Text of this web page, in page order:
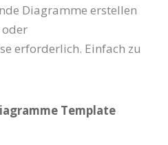
Diagramme erstellen
oder
erforderlich. Einfach zu
Template